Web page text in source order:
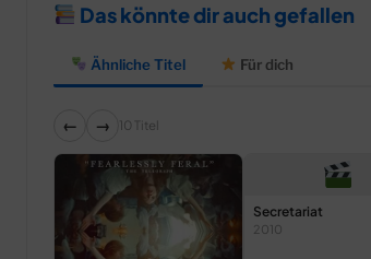
Das könnte dir auch gefallen
Ähnliche Titel Für dich
← → 10 Titel
Secretariat
2010